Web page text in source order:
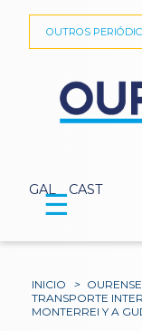
GAL CAST
OUTROS
☰
INICIO >
TRANSPORTE
MONTERREI Y A